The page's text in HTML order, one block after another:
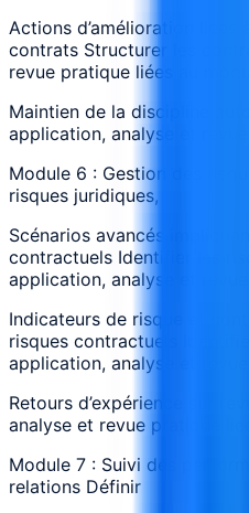
Actions d’amélioration
contrats Structurer les
revue pratique liées au
Maintien de la discipline
application, analyse et
Module 6 : Gestion des
risques juridiques,
Scénarios avancés
contractuels Identifier les
application, analyse et
Indicateurs de risque et
risques contractuels
application, analyse et
Retours d’expérience sur
analyse et revue pratique
Module 7 : Suivi des
relations Définir